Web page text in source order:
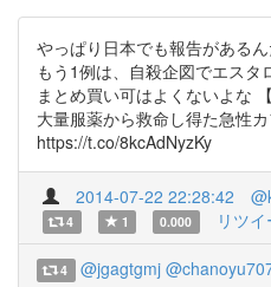
やっぱり日本でも報告がある
もう1例は、自殺企図でエス
まとめ買い可はよくないよな
大量服薬から救命し得た急性
https://t.co/8kcAdNyzKy
2014-07-22 22:28:42
4 1 0.000 リツ
4 @jgagtgmj